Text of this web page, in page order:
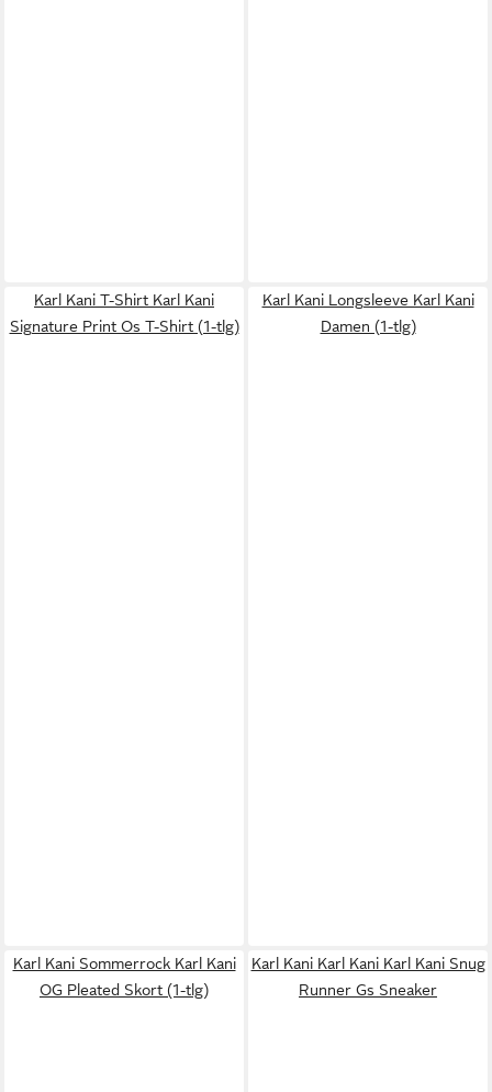
Karl Kani T-Shirt Karl Kani
Signature Print Os T-Shirt (1-tlg)
Karl Kani Longsleeve Karl Kani
Damen (1-tlg)
Karl Kani Sommerrock Karl Kani
OG Pleated Skort (1-tlg)
Karl Kani Karl Kani Karl Kani Snug
Runner Gs Sneaker